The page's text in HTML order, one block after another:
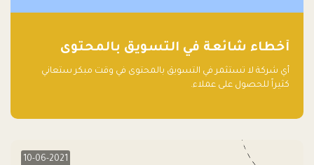
أخطاء شائعة في التسويق بالمحتوى
أي شركة لا تستثمر في التسويق بالمحتوى في وقت مبكر ستعاني
كثيراً للحصول على عملاء.
10-06-2021